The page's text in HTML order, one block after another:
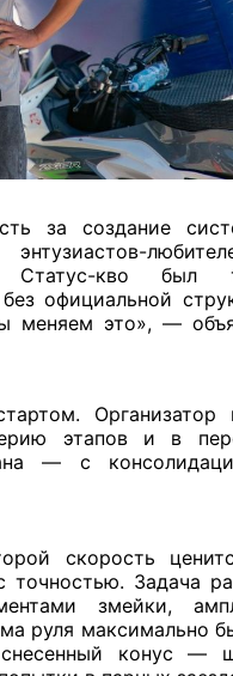
за создание
Статус-кво был
официальной
меняем это», —
Организатор
этапов и в
— с
скорость
точностью. Задача
змейки,
руля максимально
конус —